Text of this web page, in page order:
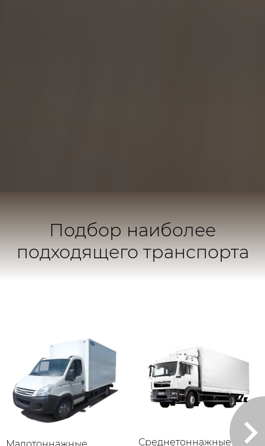
Подбор наиболее
подходящего транспорта
Среднетоннажные